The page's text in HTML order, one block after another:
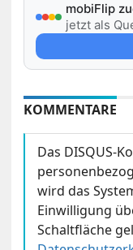
mobiFlip
jetzt als
KOMMENTARE
Das DISQUS-
wird das
Einwilligung
Schaltfläche